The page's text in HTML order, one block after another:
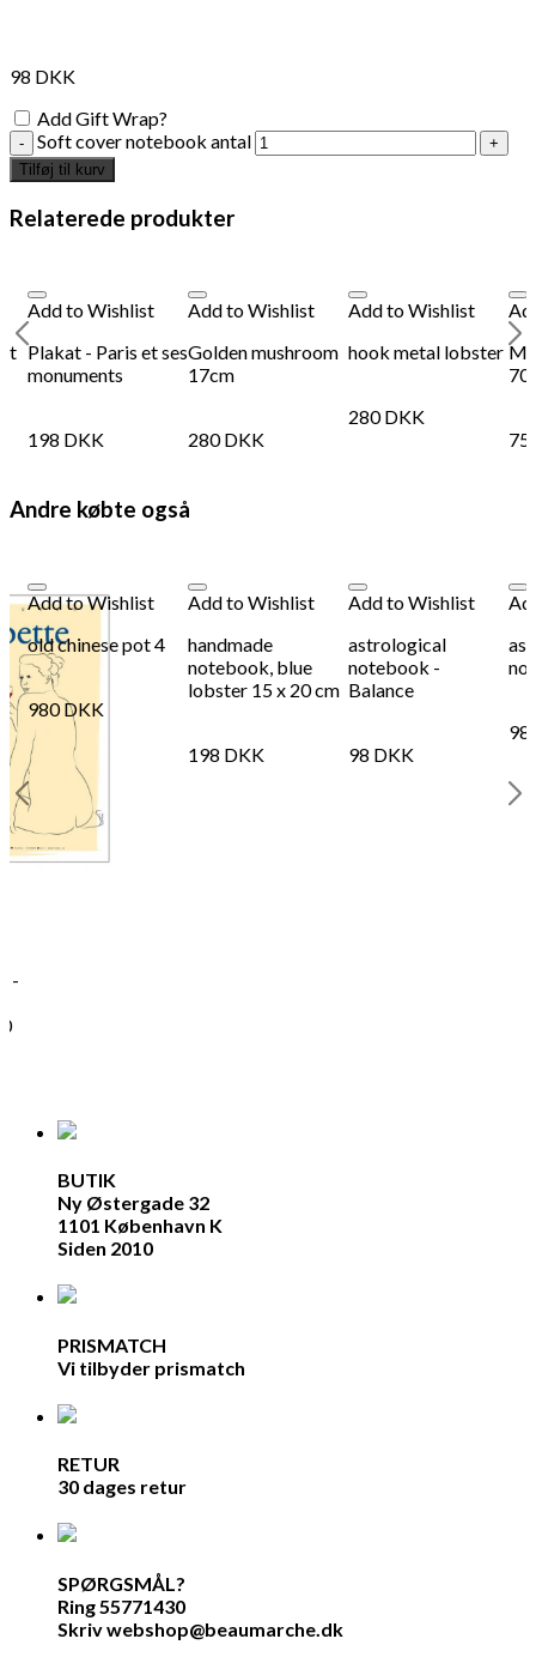
Galaxy paperweight
Se kurvKasse
98 DKK
Add Gift Wrap?
Soft cover notebook antal
Tilføj til kurv
Relaterede produkter
Add to Wishlist
Plakat - Paris et ses
monuments
198 DKK
Add to Wishlist
Golden mushroom
17cm
280DKK
Add to Wishlist
hook metal lobster
280DKK
Andre købte også
-
Add to Wishlist
old chinese pot 4
980DKK
Add to Wishlist
handmade
notebook, blue
lobster 15 x 20 cm
198 DKK
Add to Wishlist
astrological
notebook -
Balance
98 DKK
98
BUTIK
Ny Østergade 32
1101 København K
Siden 2010
PRISMATCH
Vi tilbyder prismatch
RETUR
30 dages retur
SPØRGSMÅL?
Ring 55771430
Skriv webshop@beaumarche.dk